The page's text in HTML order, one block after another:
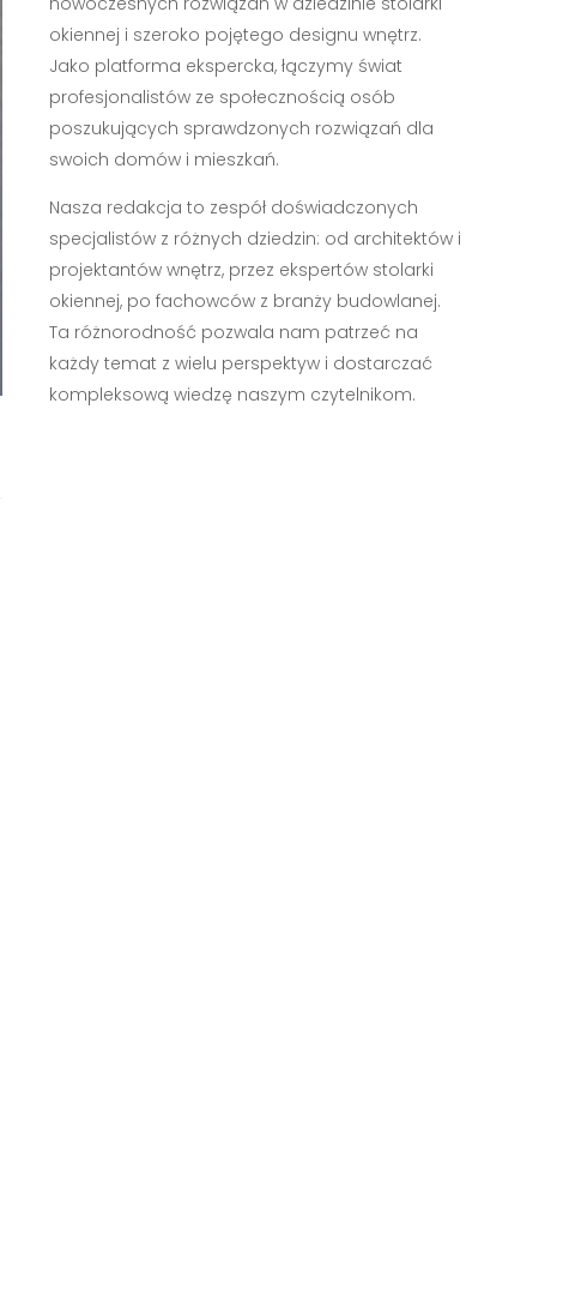
okiennej i szeroko pojętego designu wnętrz.
Jako platforma ekspercka, łączymy świat
profesjonalistów ze społecznością osób
poszukujących sprawdzonych rozwiązań dla
swoich domów i mieszkań.
Nasza redakcja to zespół doświadczonych
specjalistów z różnych dziedzin: od architektów i
projektantów wnętrz, przez ekspertów stolarki
okiennej, po fachowców z branży budowlanej.
Ta różnorodność pozwala nam patrzeć na
każdy temat z wielu perspektyw i dostarczać
kompleksową wiedzę naszym czytelnikom.